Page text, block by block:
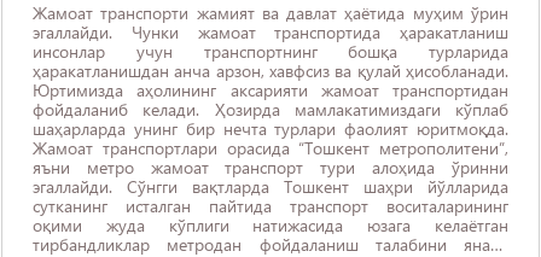
Жамоат транспорти жамият ва давлат ҳаётида муҳим ўрин
эгаллайди. Чунки жамоат транспортида ҳаракатланиш
инсонлар учун транспортнинг бошқа турларида
ҳаракатланишдан анча арзон, хавфсиз ва қулай ҳисобланади.
Юртимизда аҳолининг аксарияти жамоат транспортидан
фойдаланиб келади. Ҳозирда мамлакатимиздаги кўплаб
шаҳарларда унинг бир нечта турлари фаолият юритмоқда.
Жамоат транспортлари орасида “Тошкент метрополитени”,
яъни метро жамоат транспорт тури алоҳида ўринни
эгаллайди. Сўнгги вақтларда Тошкент шаҳри йўлларида
сутканинг исталган пайтида транспорт воситаларининг
оқими жуда кўплиги натижасида юзага келаётган
тирбандликлар метродан фойдаланиш талабини янада